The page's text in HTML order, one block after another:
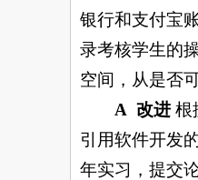
银行和支付宝
录考核学生的
空间，从是否
A 改进 根
引用软件开发
年实习，提交